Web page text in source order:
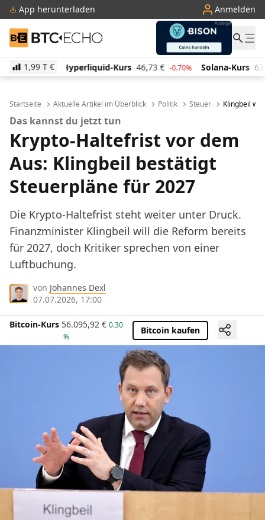
App herunterladen Anmelden
BTC-ECHO
1,99 T €
Kurs 46,73 € -0.70% Solana-Kurs 63,57 € 0.50% TRON-
Startseite Aktuelle Artikel im Überblick Politik Steuer Klingbeil
Das kannst du jetzt tun
Krypto-Haltefrist vor dem
Aus: Klingbeil bestätigt
Steuerpläne für 2027
Die Krypto-Haltefrist steht weiter unter Druck.
Finanzminister Klingbeil will die Reform bereits
für 2027, doch Kritiker sprechen von einer
Luftbuchung.
von Johannes Dexl
07.07.2026, 17:00
Bitcoin-Kurs 56.095,92 € 0.30
%
Bitcoin kaufen